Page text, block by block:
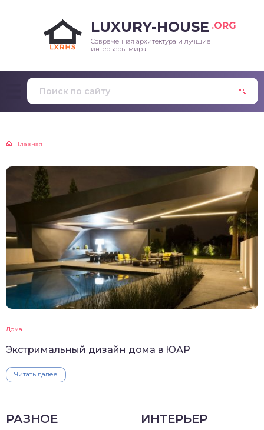
LUXURY-HOUSE .ORG
Современная архитектура и лучшие
интерьеры мира
Главная
Дома
Экстримальный дизайн дома в ЮАР
Читать далее
РАЗНОЕ ИНТЕРЬЕР